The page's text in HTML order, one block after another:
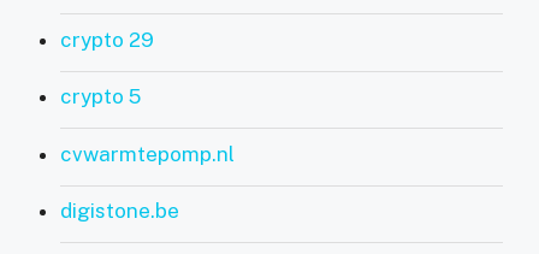
crypto 29
crypto 5
cvwarmtepomp.nl
digistone.be